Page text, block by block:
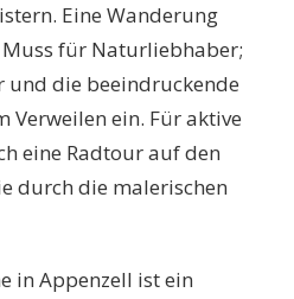
Eine Wanderung
Muss für Naturliebhaber;
und die beeindruckende
Verweilen ein. Für aktive
eine Radtour auf den
durch die malerischen
in Appenzell ist ein